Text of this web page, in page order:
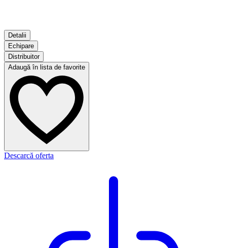
Detalii
Echipare
Distribuitor
Adaugă în lista de favorite
Descarcă oferta